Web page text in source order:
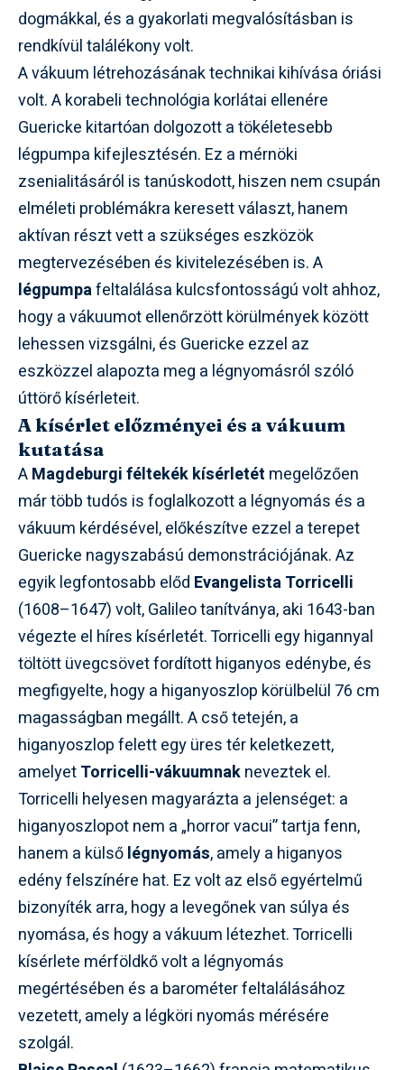
dogmákkal, és a gyakorlati megvalósításban is
rendkívül találékony volt.
A vákuum létrehozásának technikai kihívása óriási
volt. A korabeli technológia korlátai ellenére
Guericke kitartóan dolgozott a tökéletesebb
légpumpa kifejlesztésén. Ez a mérnöki
zsenialitásáról is tanúskodott, hiszen nem csupán
elméleti problémákra keresett választ, hanem
aktívan részt vett a szükséges eszközök
megtervezésében és kivitelezésében is. A
légpumpafeltalálása kulcsfontosságú volt ahhoz,
hogy a vákuumot ellenőrzött körülmények között
lehessen vizsgálni, és Guericke ezzel az
eszközzel alapozta meg a légnyomásról szóló
úttörő kísérleteit.
A kísérlet előzményei és a vákuum
kutatása
AMagdeburgi féltekék kísérletét megelőzően
már több tudós is foglalkozott a légnyomás és a
vákuum kérdésével, előkészítve ezzel a terepet
Guericke nagyszabású demonstrációjának. Az
egyik legfontosabb előd Evangelista Torricelli
(1608–1647) volt, Galileo tanítványa, aki 1643-ban
végezte el híres kísérletét. Torricelli egy higannyal
töltött üvegcsövet fordított higanyos edénybe, és
megfigyelte, hogy a higanyoszlop körülbelül 76 cm
magasságban megállt. A cső tetején, a
higanyoszlop felett egy üres tér keletkezett,
amelyetTorricelli-vákuumnakneveztek el.
Torricelli helyesen magyarázta a jelenséget: a
higanyoszlopot nem a „horror vacui” tartja fenn,
hanem a külsőlégnyomás, amely a higanyos
edény felszínére hat. Ez volt az első egyértelmű
bizonyíték arra, hogy a levegőnek van súlya és
nyomása, és hogy a vákuum létezhet. Torricelli
kísérlete mérföldkő volt a légnyomás
megértésében és a barométer feltalálásához
vezetett, amely a légköri nyomás mérésére
szolgál.